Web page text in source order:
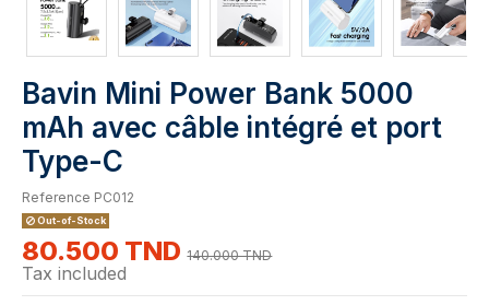
Bavin Mini Power Bank 5000
mAh avec câble intégré et port
Type-C
Reference PC012
Out-of-Stock
80.500 TND 140.000 TND
Tax included